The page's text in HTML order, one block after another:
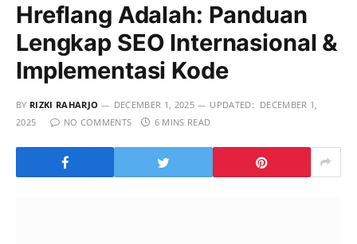
Hreflang Adalah: Panduan
Lengkap SEO Internasional &
Implementasi Kode
BY RIZKI RAHARJO DECEMBER 1, 2025 UPDATED: DECEMBER 1,
2025
NO COMMENTS 6 MINS READ